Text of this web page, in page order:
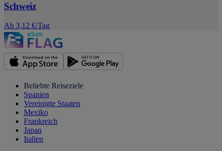
Schweiz
Ab 3,12 €/Tag
Beliebte Reiseziele
Spanien
Vereinigte Staaten
Mexiko
Frankreich
Japan
Italien